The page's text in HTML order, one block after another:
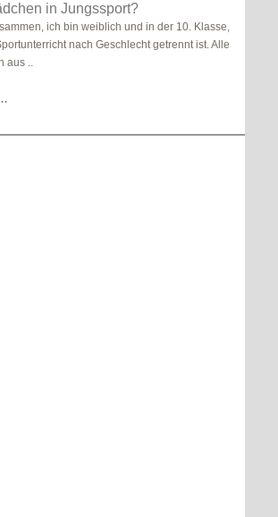
in Jungssport?
ich bin weiblich und in der 10. Klasse,
nach Geschlecht getrennt ist. Alle
aus ..